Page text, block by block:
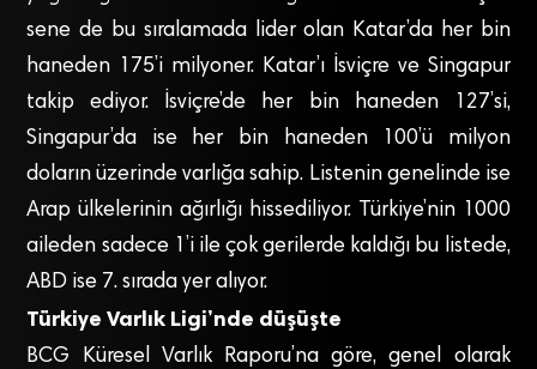
sene de bu sıralamada lider olan Katar’da her bin
haneden 175’i milyoner. Katar’ı İsviçre ve Singapur
takip ediyor. İsviçre’de her bin haneden 127’si,
Singapur’da ise her bin haneden 100’ü milyon
doların üzerinde varlığa sahip. Listenin genelinde ise
Arap ülkelerinin ağırlığı hissediliyor. Türkiye’nin 1000
aileden sadece 1’i ile çok gerilerde kaldığı bu listede,
ABD ise 7. sırada yer alıyor.
Türkiye Varlık Ligi’nde düşüşte
BCG Küresel Varlık Raporu’na göre, genel olarak